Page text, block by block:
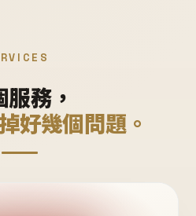
服務，
好幾個問題。